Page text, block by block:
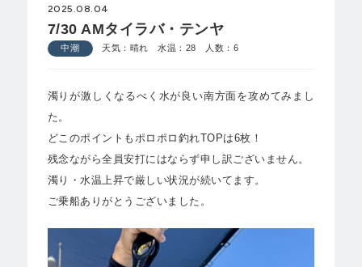
2025.08.04
7/30 AMタイラバ・テンヤ
中潮 天気：晴れ 水温：28 人数：6
濁りが激しくなるべく水が良い南方面を攻めてみまし
た。
どこのポイントもポロポロ釣れTOPは6枚！
残念ながら全員安打にはならず申し訳ございません。
濁り・水温上昇で厳しい状況が続いてます。
ご乗船ありがとうございました。